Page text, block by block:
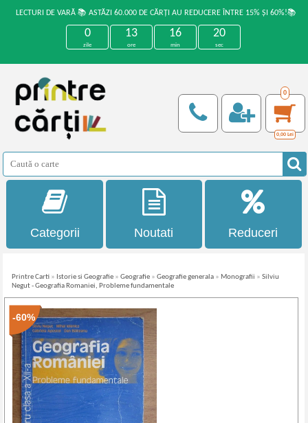
LECTURI DE VARĂ 📚 ASTĂZI 60.000 DE CĂRȚI AU REDUCERE ÎNTRE 15% ȘI 60%!📚
0
zile
13
ore
16
min
20
sec
0
0,00 Lei
Categorii Noutati Reduceri
Printre Carti » Istorie si Geografie »Geografie »Geografie generala » Monografii »Silviu
Negut - Geografia Romaniei, Probleme fundamentale
-60%